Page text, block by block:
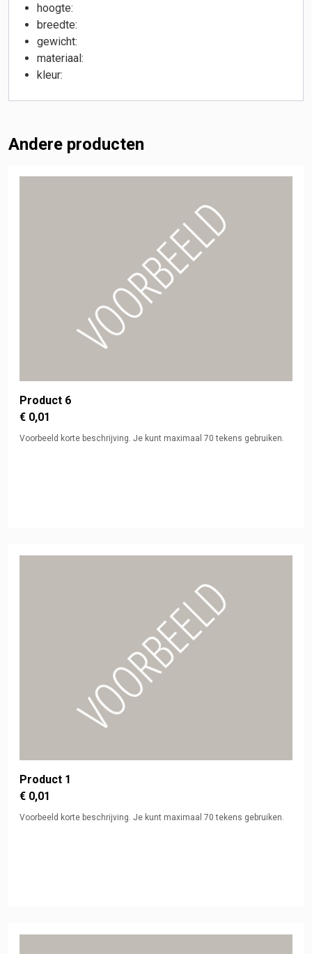
hoogte:
breedte:
gewicht:
materiaal:
kleur:
Andere producten
Product 6
€ 0,01
Voorbeeld korte beschrijving. Je kunt maximaal 70 tekens gebruiken.
Product 1
€ 0,01
Voorbeeld korte beschrijving. Je kunt maximaal 70 tekens gebruiken.